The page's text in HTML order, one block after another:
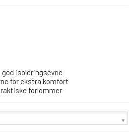
isoleringsevne
for ekstra komfort
forlommer